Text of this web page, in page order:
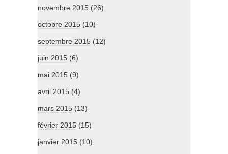
novembre 2015 (26)
octobre 2015 (10)
septembre 2015 (12)
juin 2015 (6)
mai 2015 (9)
avril 2015 (4)
mars 2015 (13)
février 2015 (15)
janvier 2015 (10)